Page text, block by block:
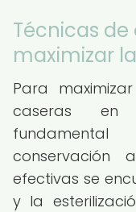
Técnicas
maximizar
Para
caseras en
conservación
efectivas se
y la